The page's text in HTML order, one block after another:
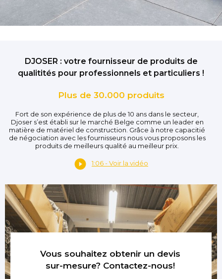
DJOSER : votre fournisseur de produits de
qualitités pour professionnels et particuliers !
Plus de 30.000 produits
Fort de son expérience de plus de 10 ans dans le secteur,
Djoser s’est établi sur le marché Belge comme un leader en
matière de matériel de construction. Grâce à notre capacitié
de négociation avec les fournisseurs nous vous proposons les
produits de meilleurs qualité au meilleur prix.
1:06 - Voir la vidéo
Vous souhaitez obtenir un devis
sur-mesure? Contactez-nous!